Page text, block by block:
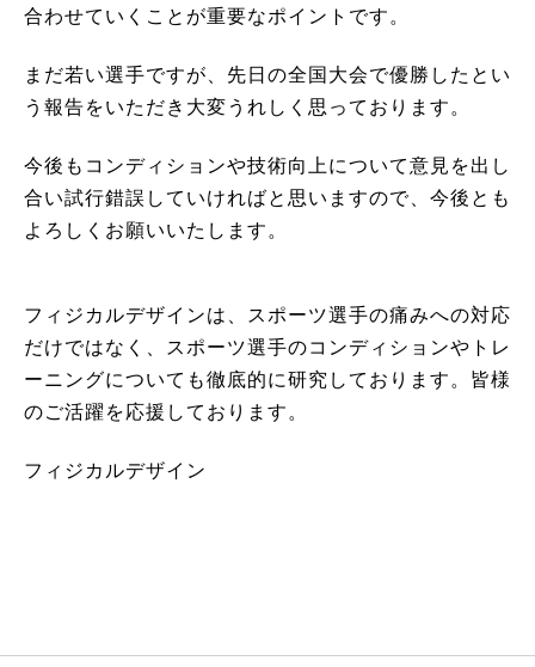
合わせていくことが重要なポイントです。
まだ若い選手ですが、先日の全国大会で優勝したとい
う報告をいただき大変うれしく思っております。
今後もコンディションや技術向上について意見を出し
合い試行錯誤していければと思いますので、今後とも
よろしくお願いいたします。
フィジカルデザインは、スポーツ選手の痛みへの対応
だけではなく、スポーツ選手のコンディションやトレ
ーニングについても徹底的に研究しております。皆様
のご活躍を応援しております。
フィジカルデザイン